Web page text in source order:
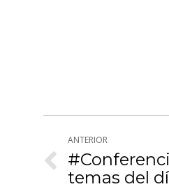
entre
ANTERIOR
Publicación
anterior:
temas del